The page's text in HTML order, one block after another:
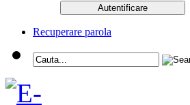
Recuperare parola